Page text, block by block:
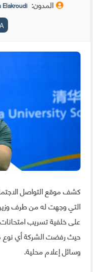
المدون: Elakroudi
كشف موقع التواصل
التي وجهت له من طرف وزير
على خلفية تسريب امتحانات
حيث رفضت الشركة أي نوع
وسائل إعلام محلية.